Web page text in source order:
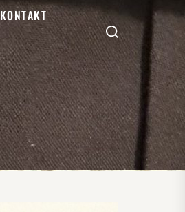
KONTAKT
Search